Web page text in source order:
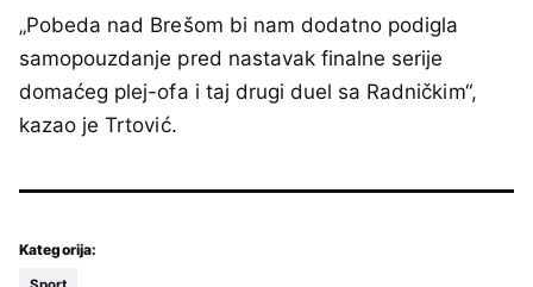
„Pobeda nad Brešom bi nam dodatno podigla
samopouzdanje pred nastavak finalne serije
domaćeg plej-ofa i taj drugi duel sa Radničkim“,
kazao je Trtović.
Kategorija: